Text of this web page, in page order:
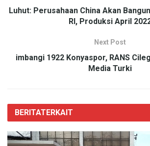
Luhut: Perusahaan China Akan
RI, Produksi April
Next Post
imbangi 1922 Konyaspor, RANS
Media Turki
BERITATERKAIT